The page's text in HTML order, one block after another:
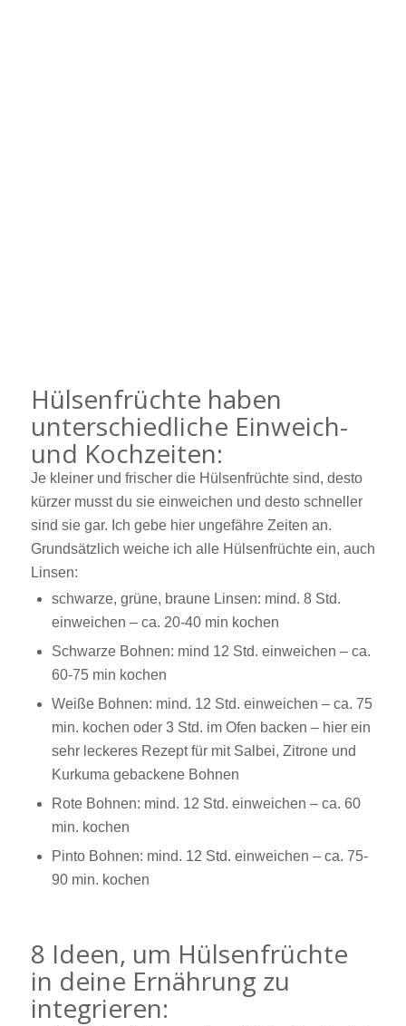
Hülsenfrüchte haben
unterschiedliche Einweich-
und Kochzeiten:
Je kleiner und frischer die Hülsenfrüchte sind, desto
kürzer musst du sie einweichen und desto schneller
sind sie gar. Ich gebe hier ungefähre Zeiten an.
Grundsätzlich weiche ich alle Hülsenfrüchte ein, auch
Linsen:
schwarze, grüne, braune Linsen: mind. 8 Std.
einweichen – ca. 20-40 min kochen
Schwarze Bohnen: mind 12 Std. einweichen – ca.
60-75 min kochen
Weiße Bohnen: mind. 12 Std. einweichen – ca. 75
min. kochen oder 3 Std. im Ofen backen – hier ein
sehr leckeres Rezept für mit Salbei, Zitrone und
Kurkuma gebackene Bohnen
Rote Bohnen: mind. 12 Std. einweichen – ca. 60
min. kochen
Pinto Bohnen: mind. 12 Std. einweichen – ca. 75-
90 min. kochen
8 Ideen, um Hülsenfrüchte
in deine Ernährung zu
integrieren: